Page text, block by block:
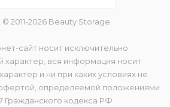
2011-2026 Beauty Storage
сайт носит исключительно
вся информация носит
и ни при каких условиях не
определяемой положениями
Гражданского кодекса РФ